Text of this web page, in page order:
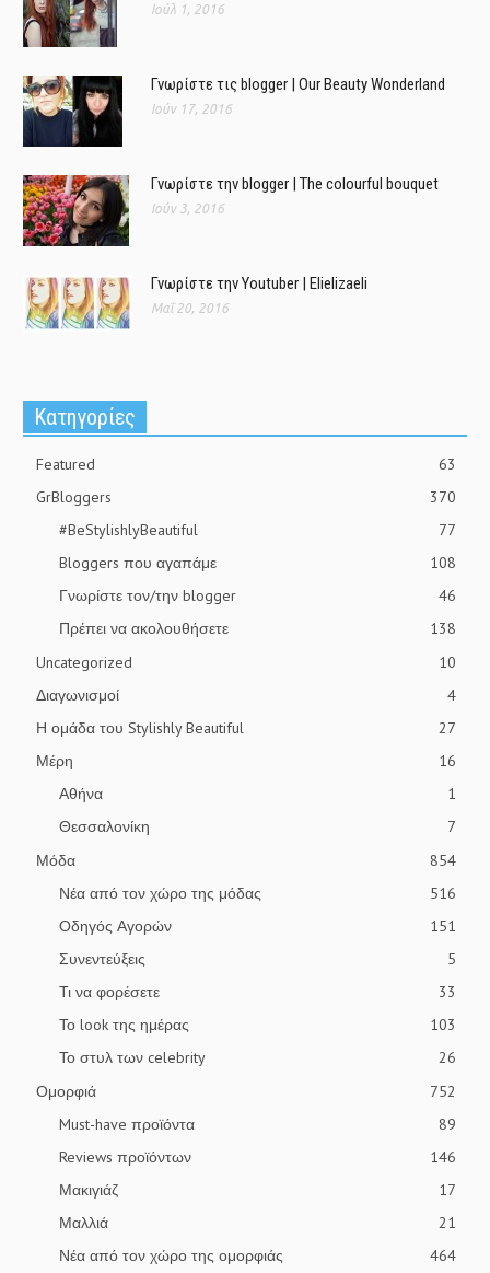
Ιούλ 1, 2016
Γνωρίστε τις blogger | Our Beauty Wonderland
Ιούν 17, 2016
Γνωρίστε την blogger | The colourful bouquet
Ιούν 3, 2016
Γνωρίστε την Youtuber | Elielizaeli
Μαΐ 20, 2016
Kατηγορίες
Featured
63
GrBloggers
370
#BeStylishlyBeautiful
77
Bloggers που αγαπάμε
108
Γνωρίστε τον/την blogger
46
Πρέπει να ακολουθήσετε
138
Uncategorized
10
Διαγωνισμοί
4
Η ομάδα του Stylishly Beautiful
27
Μέρη
16
Αθήνα
1
Θεσσαλονίκη
7
Μόδα
854
Νέα από τον χώρο της μόδας
516
Οδηγός Αγορών
151
Συνεντεύξεις
5
Τι να φορέσετε
33
Το look της ημέρας
103
Το στυλ των celebrity
26
Ομορφιά
752
Must-have προϊόντα
89
Reviews προϊόντων
146
Μακιγιάζ
17
Μαλλιά
21
Νέα από τον χώρο της ομορφιάς
464